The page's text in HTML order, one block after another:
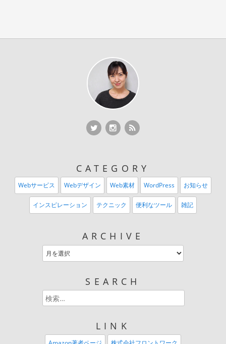
CATEGORY
Webサービス Webデザイン Web素材 WordPress お知らせ
インスピレーション テクニック 便利なツール 雑記
ARCHIVE
SEARCH
LINK